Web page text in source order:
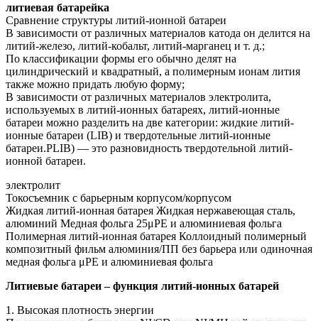
литиевая батарейка
Сравнение структуры литий-ионной батареи
В зависимости от различных материалов катода он делится на
литий-железо, литий-кобальт, литий-марганец и т. д.;
По классификации формы его обычно делят на
цилиндрический и квадратный, а полимерным ионам лития
также можно придать любую форму;
В зависимости от различных материалов электролита,
используемых в литий-ионных батареях, литий-ионные
батареи можно разделить на две категории: жидкие литий-
ионные батареи (LIB) и твердотельные литий-ионные
батареи.PLIB) — это разновидность твердотельной литий-
ионной батареи.
электролит
Токосъемник с барьерным корпусом/корпусом
Жидкая литий-ионная батарея Жидкая нержавеющая сталь,
алюминий Медная фольга 25μPE и алюминиевая фольга
Полимерная литий-ионная батарея Коллоидный полимерный
композитный фильм алюминия/ПП без барьера или одиночная
медная фольга μPE и алюминиевая фольга
Литиевые батареи – функция литий-ионных батарей
1. Высокая плотность энергии